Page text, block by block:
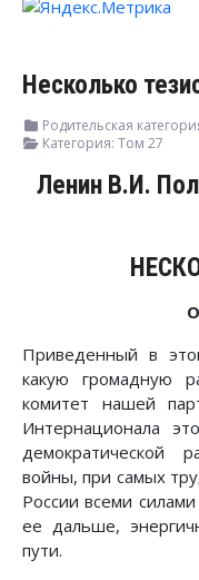
Несколько
Родительская
Категория: Том 27
Ленин В.И.
Приведенный в
какую громадную
комитет нашей
Интернационала
демократической
войны, при самых
России всеми
ее дальше,
пути.